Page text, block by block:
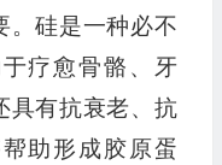
。硅是一种必不
疗愈骨骼、牙
具有抗衰老、抗
助形成胶原蛋